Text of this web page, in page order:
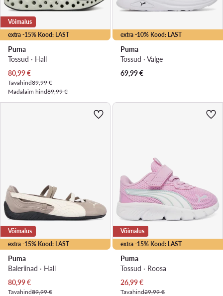
extra -15% Kood: LAST
Võimalus
Puma
Tossud · Hall
Praegune hind
80,99€
Tavahind89,99 €
Madalaim hind89,99 €
extra -10% Kood: LAST
Puma
Tossud · Valge
69,99€
extra -15% Kood: LAST
Võimalus
Puma
Baleriinad · Hall
Praegune hind
80,99€
Tavahind89,99 €
extra -15% Kood: LAST
Võimalus
Puma
Tossud · Roosa
Praegune hind
26,99€
Tavahind29,99 €